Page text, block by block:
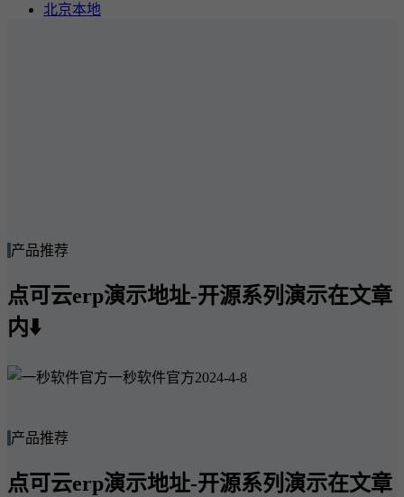
北京本地
产品推荐
点可云erp演示地址-开源系列演示在文章
内⬇️
一秒软件官方2024-4-8
产品推荐
点可云erp演示地址-开源系列演示在文章